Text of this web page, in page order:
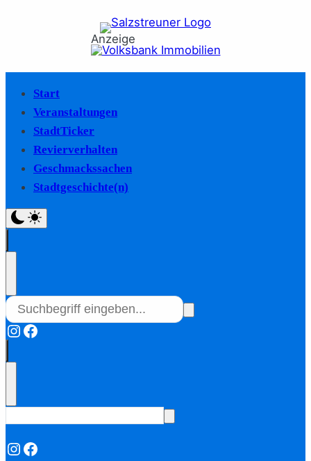
Anzeige
Start
Veranstaltungen
StadtTicker
Revierverhalten
Geschmackssachen
Stadtgeschichte(n)
Instagram
Facebook
Instagram
Facebook